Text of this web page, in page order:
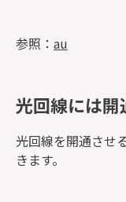
参照： au
光回線には開
光回線を開通させ
きます。